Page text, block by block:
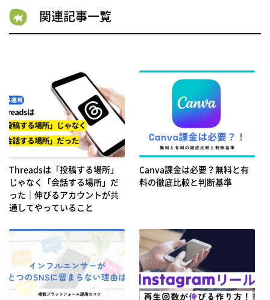
関連記事一覧
Threadsは「投稿する場所」
じゃなく「会話する場所」だ
った｜伸びるアカウントが共
通してやっていること
Canva課金は必要？無料と有
料の徹底比較と判断基準